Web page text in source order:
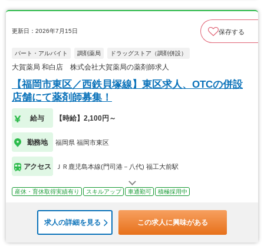
更新日：2026年7月15日 保存する
パート・アルバイト 調剤薬局 ドラッグストア（調剤併設）
大賀薬局 和白店 株式会社大賀薬局の薬剤師求人
【福岡市東区／西鉄貝塚線】東区求人、OTCの併設
店舗にて薬剤師募集！
給与 【時給】2,100円～
勤務地 福岡県 福岡市東区
アクセス ＪＲ鹿児島本線(門司港－八代) 福工大前駅
産休・育休取得実績有り スキルアップ 車通勤可 積極採用中
求人の詳細を見る この求人に興味がある